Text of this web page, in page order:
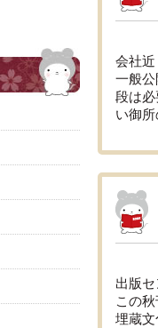
会社
一般
段は
い御
出版
この
埋蔵